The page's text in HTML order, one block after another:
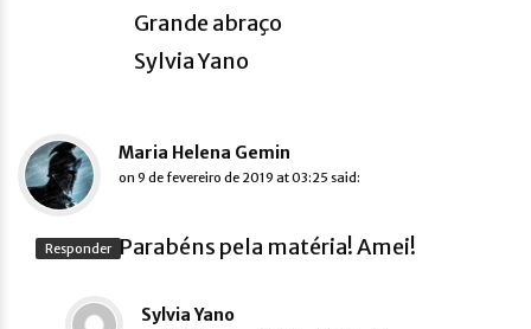
Grande abraço
Sylvia Yano
Maria Helena Gemin
on 9 de fevereiro de 2019 at 03:25 said:
Parabéns pela matéria! Amei!
Responder
Sylvia Yano